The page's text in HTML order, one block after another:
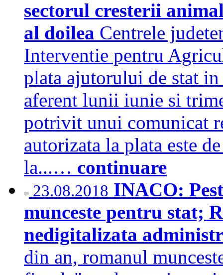
sectorul cresterii
al doilea Centrele
Interventie pentru
plata ajutorului de stat
aferent lunii iunie si
potrivit unui comunicat
autorizata la plata este
la...… continuare
23.08.2018 INACO:
munceste pentru stat;
nedigitalizata
din an, romanul